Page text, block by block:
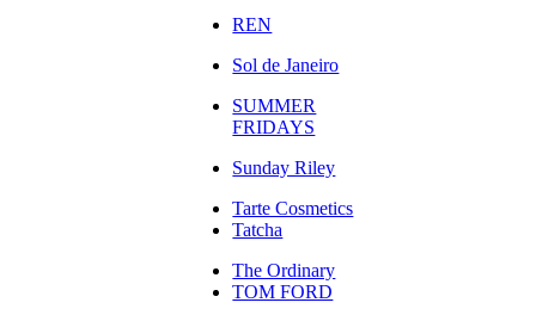
REN
Sol de Janeiro
SUMMER
FRIDAYS
Sunday Riley
Tarte Cosmetics
Tatcha
The Ordinary
TOM FORD